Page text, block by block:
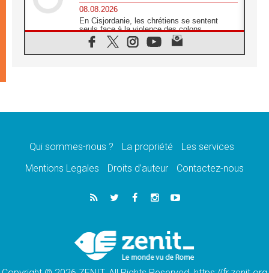
08.08.2026
En Cisjordanie, les chrétiens se sentent
seuls face à la violence des colons
08.08.2026
Léon XIV au sanctuaire de Notre Dame du
08.08.2026
08.08.2026
catholiques
Au Bangladesh, l'Église accompagne les
Dalits sur le chemin de la dignité
Philippines: le vicariat apostolique de
Calapan devient un diocèse
Qui sommes-nous ? La propriété
Les services
Mentions Legales
Droits d’auteur Contactez-nous